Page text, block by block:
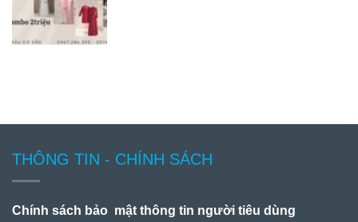
THÔNG TIN - CHÍNH SÁCH
Chính sách bảo mật thông tin người tiêu dùng